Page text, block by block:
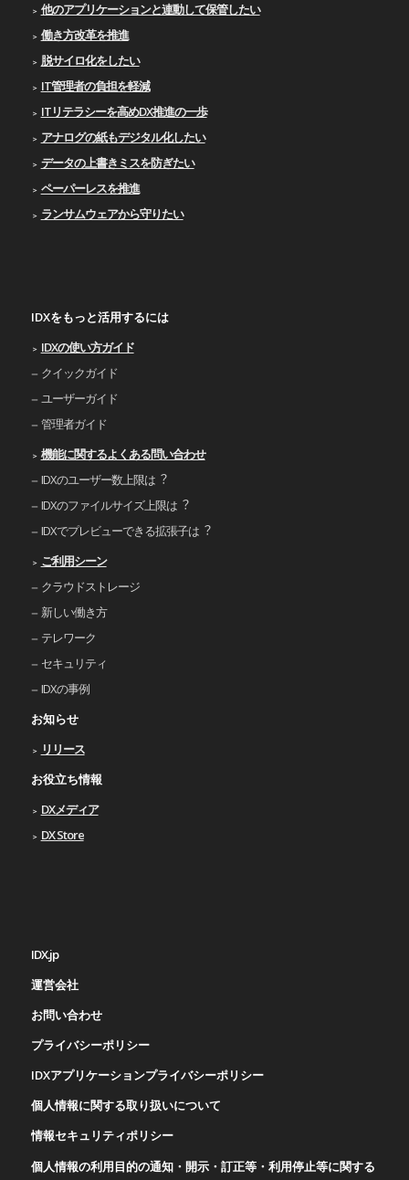
他のアプリケーションと連動して保管したい
働き方改革を推進
脱サイロ化をしたい
IT管理者の負担を軽減
ITリテラシーを高めDX推進の一歩
アナログの紙もデジタル化したい
データの上書きミスを防ぎたい
ペーパーレスを推進
ランサムウェアから守りたい
IDXをもっと活用するには
IDXの使い⽅ガイド
クイックガイド
ユーザーガイド
管理者ガイド
機能に関するよくある問い合わせ
IDXのユーザー数上限は︖
IDXのファイルサイズ上限は︖
IDXでプレビューできる拡張⼦は︖
ご利⽤シーン
クラウドストレージ
新しい働き⽅
テレワーク
セキュリティ
IDXの事例
お知らせ
リリース
お役立ち情報
DXメディア
DX Store
IDX.jp
運営会社
お問い合わせ
プライバシーポリシー
IDXアプリケーションプライバシーポリシー
個人情報に関する取り扱いについて
情報セキュリティポリシー
個人情報の利用目的の通知・開示・訂正等・利用停止等に関する